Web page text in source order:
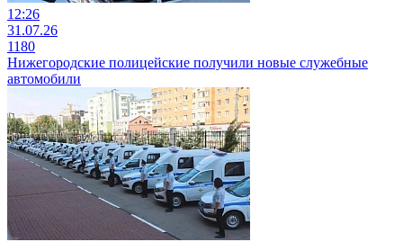
12:26
31.07.26
1180
Нижегородские полицейские получили новые служебные
автомобили